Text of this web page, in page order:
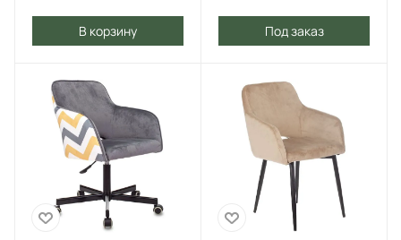
В корзину Под заказ